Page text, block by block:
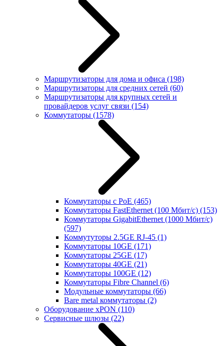
Маршрутизаторы для дома и офиса (198)
Маршрутизаторы для средних сетей (60)
Маршрутизаторы для крупных сетей и
провайдеров услуг связи (154)
Коммутаторы (1578)
Коммутаторы с PoE (465)
Коммутаторы FastEthernet (100 Мбит/с) (153)
Коммутаторы GigabitEthernet (1000 Мбит/с)
(597)
Коммутуторы 2.5GE RJ-45 (1)
Коммутаторы 10GE (171)
Коммутаторы 25GE (17)
Коммутаторы 40GE (21)
Коммутаторы 100GE (12)
Коммутаторы Fibre Channel (6)
Модульные коммутаторы (66)
Bare metal коммутаторы (2)
Оборудование xPON (110)
Сервисные шлюзы (22)